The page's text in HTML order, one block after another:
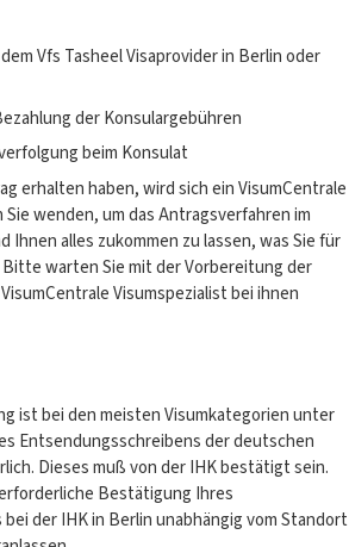
Vfs Tasheel Visaprovider in Berlin oder
der Konsulargebühren
beim Konsulat
erhalten haben, wird sich ein VisumCentrale
wenden, um das Antragsverfahren im
Ihnen alles zukommen zu lassen, was Sie für
warten Sie mit der Vorbereitung der
Visumspezialist bei ihnen
ist bei den meisten Visumkategorien unter
Entsendungsschreibens der deutschen
Dieses muß von der IHK bestätigt sein.
Bestätigung Ihres
der IHK in Berlin unabhängig vom Standort